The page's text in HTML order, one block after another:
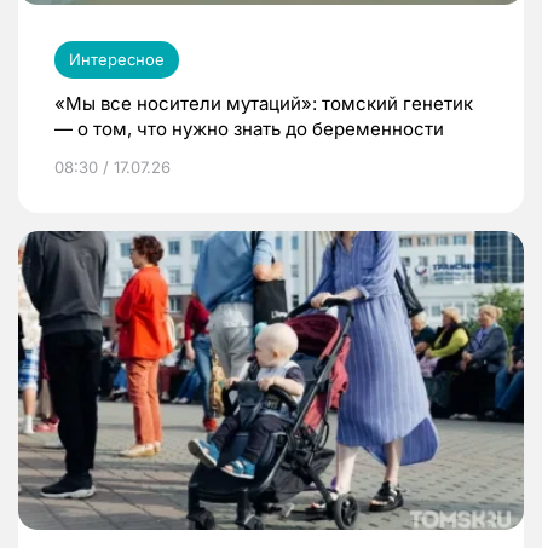
Интересное
«Мы все носители мутаций»: томский генетик
— о том, что нужно знать до беременности
08:30 / 17.07.26